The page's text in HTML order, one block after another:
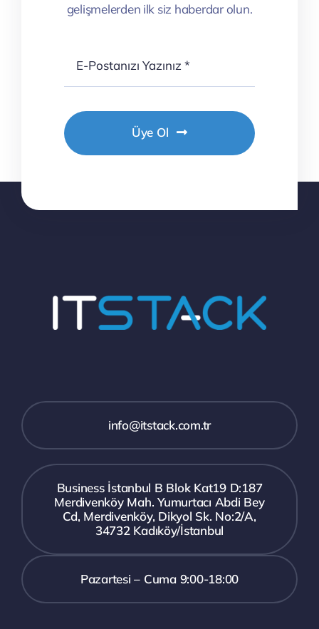
gelişmelerden ilk siz haberdar olun.
Üye Ol
info@itstack.com.tr
Business İstanbul B Blok Kat19 D:187
Merdivenköy Mah. Yumurtacı Abdi Bey
Cd, Merdivenköy, Dikyol Sk. No:2/A,
34732 Kadıköy/İstanbul
Pazartesi – Cuma 9:00-18:00